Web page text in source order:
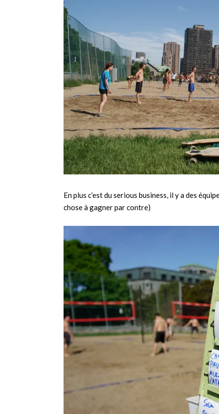
En plus c’est du serious business, il y a des
chose à gagner par contre)